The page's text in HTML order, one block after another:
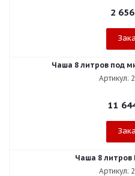
2
Чаша 8 литров под
Артикул:
11
Чаша 8 литров
Артикул: